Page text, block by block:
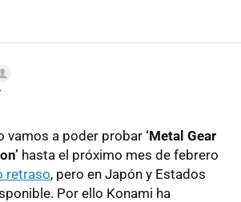
vamos a poder probar‘Metal Gear
hasta el próximo mes de febrero
retraso, pero en Japón y Estados
Por ello Konami ha